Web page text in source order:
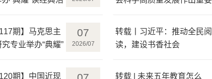
07
期】马克思主
专业举办“典耀”
07
期】中国近现
转载丨习近平：推动全民阅
读，建设书香社会
转载 | 未来五年教育怎么